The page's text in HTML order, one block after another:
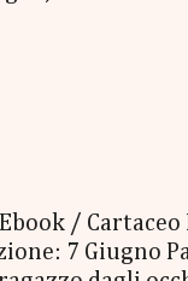
senza
/
7 Giugno